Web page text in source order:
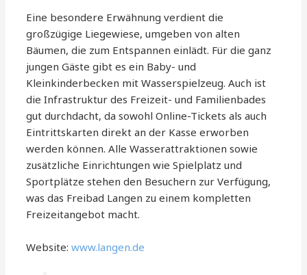
Eine besondere Erwähnung verdient die
großzügige Liegewiese, umgeben von alten
Bäumen, die zum Entspannen einlädt. Für die ganz
jungen Gäste gibt es ein Baby- und
Kleinkinderbecken mit Wasserspielzeug. Auch ist
die Infrastruktur des Freizeit- und Familienbades
gut durchdacht, da sowohl Online-Tickets als auch
Eintrittskarten direkt an der Kasse erworben
werden können. Alle Wasserattraktionen sowie
zusätzliche Einrichtungen wie Spielplatz und
Sportplätze stehen den Besuchern zur Verfügung,
was das Freibad Langen zu einem kompletten
Freizeitangebot macht.
Website:www.langen.de